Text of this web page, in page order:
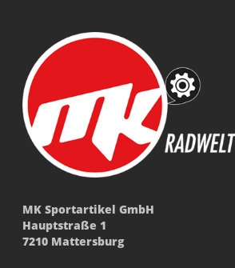
MK Sportartikel GmbH
Hauptstraße 1
7210 Mattersburg